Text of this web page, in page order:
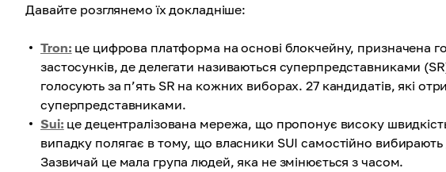
Давайте розглянемо їх докладніше:
Tron: це цифрова платформа на основі блокчейну, призначена
застосунків, де делегати називаються суперпредставниками
голосують за п’ять SR на кожних виборах. 27 кандидатів, які
суперпредставниками.
Sui: це децентралізована мережа, що пропонує високу
випадку полягає в тому, що власники SUI самостійно
Зазвичай це мала група людей, яка не змінюється з часом.